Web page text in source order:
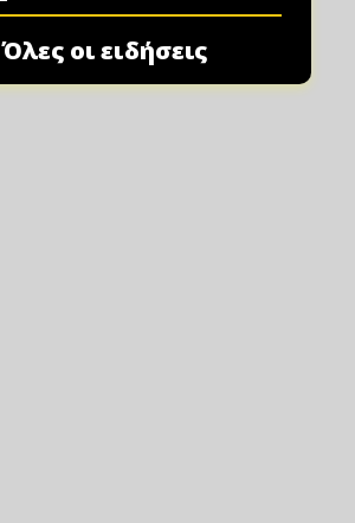
Όλες οι ειδήσεις